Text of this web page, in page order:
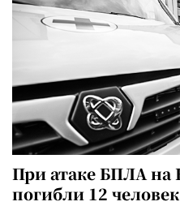
При атаке БПЛА
погибли 12 человек